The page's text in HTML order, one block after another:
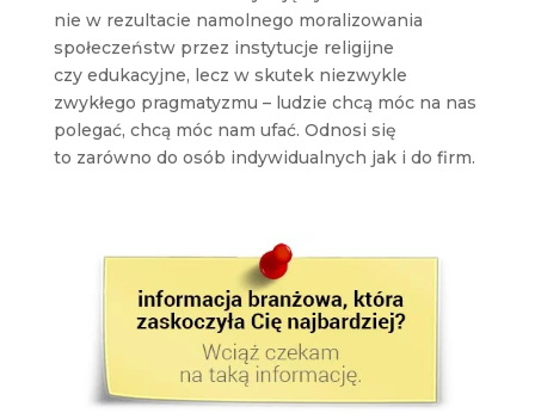
nie w rezultacie namolnego moralizowania
społeczeństw przez instytucje religijne
czy edukacyjne, lecz w skutek niezwykle
zwykłego pragmatyzmu – ludzie chcą móc na nas
polegać, chcą móc nam ufać. Odnosi się
to zarówno do osób indywidualnych jak i do firm.